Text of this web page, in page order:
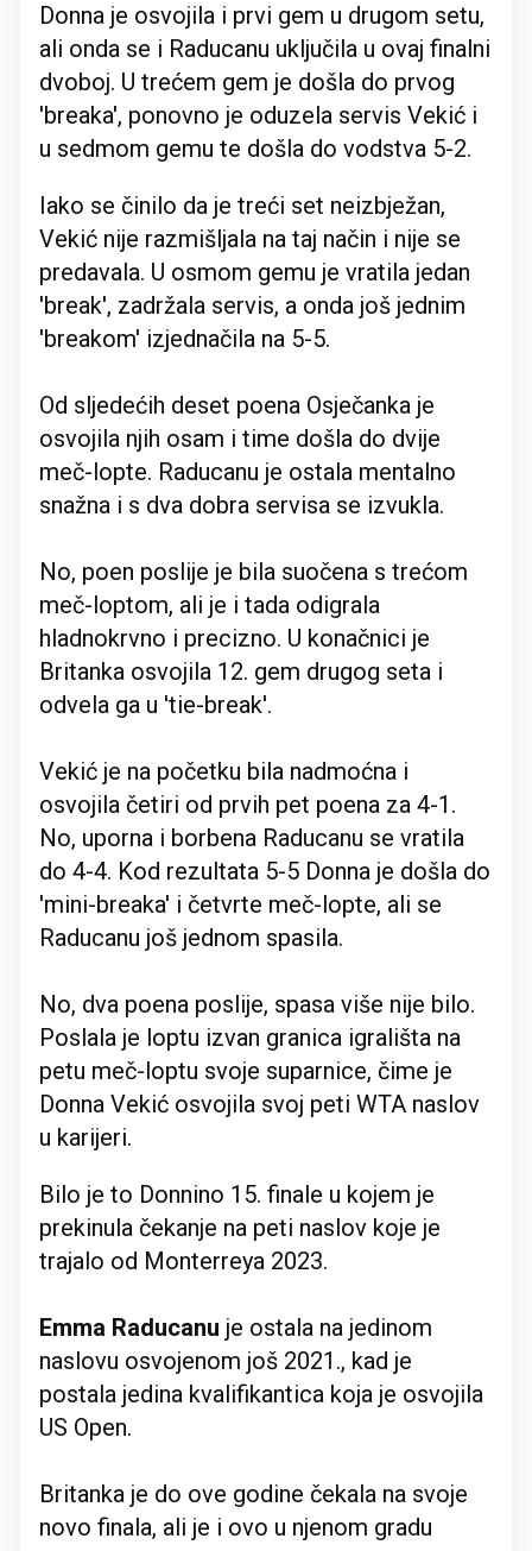
Donna je osvojila i prvi gem u drugom setu,
ali onda se i Raducanu uključila u ovaj finalni
dvoboj. U trećem gem je došla do prvog
'breaka', ponovno je oduzela servis Vekić i
u sedmom gemu te došla do vodstva 5-2.
Iako se činilo da je treći set neizbježan,
Vekić nije razmišljala na taj način i nije se
predavala. U osmom gemu je vratila jedan
'break', zadržala servis, a onda još jednim
'breakom' izjednačila na 5-5.
Od sljedećih deset poena Osječanka je
osvojila njih osam i time došla do dvije
meč-lopte. Raducanu je ostala mentalno
snažna i s dva dobra servisa se izvukla.
No, poen poslije je bila suočena s trećom
meč-loptom, ali je i tada odigrala
hladnokrvno i precizno. U konačnici je
Britanka osvojila 12. gem drugog seta i
odvela ga u 'tie-break'.
Vekić je na početku bila nadmoćna i
osvojila četiri od prvih pet poena za 4-1.
No, uporna i borbena Raducanu se vratila
do 4-4. Kod rezultata 5-5 Donna je došla do
'mini-breaka' i četvrte meč-lopte, ali se
Raducanu još jednom spasila.
No, dva poena poslije, spasa više nije bilo.
Poslala je loptu izvan granica igrališta na
petu meč-loptu svoje suparnice, čime je
Donna Vekić osvojila svoj peti WTA naslov
u karijeri.
Bilo je to Donnino 15. finale u kojem je
prekinula čekanje na peti naslov koje je
trajalo od Monterreya 2023.
Emma Raducanu je ostala na jedinom
naslovu osvojenom još 2021., kad je
postala jedina kvalifikantica koja je osvojila
US Open.
Britanka je do ove godine čekala na svoje
novo finala, ali je i ovo u njenom gradu